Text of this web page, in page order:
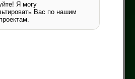
Я могу
Вас по нашим